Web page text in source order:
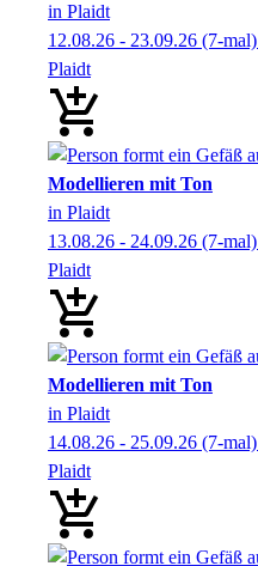
in Plaidt
12.08.26 - 23.09.26 (7-mal)
Plaidt
Modellieren mit Ton
in Plaidt
13.08.26 - 24.09.26 (7-mal)
Plaidt
Modellieren mit Ton
in Plaidt
14.08.26 - 25.09.26 (7-mal)
Plaidt